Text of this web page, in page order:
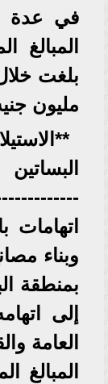
في عدة
المبالغ
مليون
البساتين
اتهامات
وبناء
بمنطقة
إلى
العامة
المبالغ